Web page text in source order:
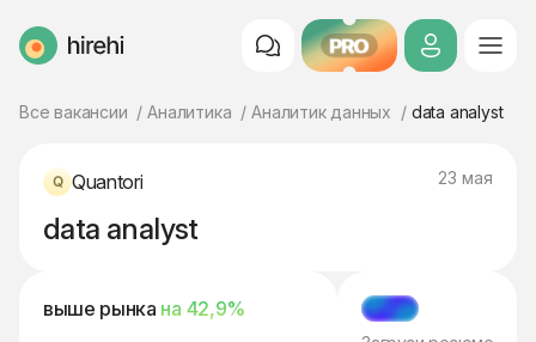
HireHi PRO
Все вакансии Аналитика Аналитик данных data analyst
Quantori 23 мая
data analyst
выше рынка на 42,9%
МЭТЧ